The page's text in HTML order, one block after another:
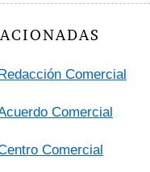
Comercial
Comercial
Comercial